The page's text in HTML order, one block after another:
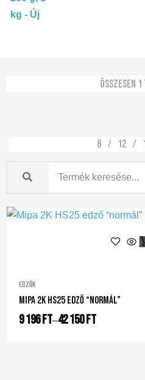
Összesen
8 12
Edzők
Mipa 2K HS25 Edző “normál”
9 196Ft–42 150Ft